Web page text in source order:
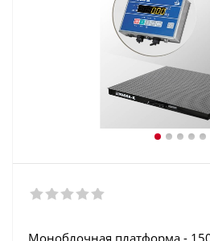
Моноблочная платформа -